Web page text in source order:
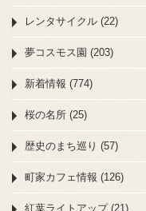
レンタサイクル (22)
夢コスモス園 (203)
新着情報 (774)
桜の名所 (25)
歴史のまち巡り (57)
町家カフェ情報 (126)
紅葉ライトアップ (21)